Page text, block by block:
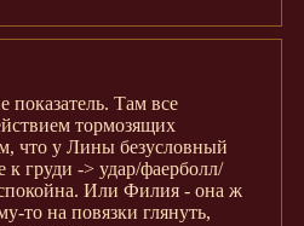
Там все
тормозящих
что у Лины безусловный
к груди -> удар/фаерболл/
Или Филия - она ж
то на повязки глянуть,